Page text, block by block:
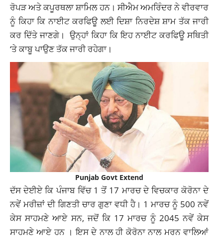
ਰੋਪੜ ਅਤੇ ਕਪੂਰਥਲਾ ਸ਼ਾਮਿਲ ਹਨ। ਸੀਐਮ ਅਮਰਿੰਦਰ ਨੇ ਵੀਰਵਾਰ
ਨੂੰ ਕਿਹਾ ਕਿ ਨਾਈਟ ਕਰਫਿਊ ਲਈ ਦਿਸ਼ਾ ਨਿਰਦੇਸ਼ ਸ਼ਾਮ ਤੱਕ ਜਾਰੀ
ਕਰ ਦਿੱਤੇ ਜਾਣਗੇ। ਉਨ੍ਹਾਂ ਕਿਹਾ ਕਿ ਇਹ ਨਾਈਟ ਕਰਫਿਊ ਸਥਿਤੀ
‘ਤੇ ਕਾਬੂ ਪਾਉਣ ਤੱਕ ਜਾਰੀ ਰਹੇਗਾ।
Punjab Govt Extend
ਦੱਸ ਦੇਈਏ ਕਿਪੰਜਾਬ ਵਿੱਚ 1 ਤੋਂ 17 ਮਾਰਚ ਦੇ ਵਿਚਕਾਰ ਕੋਰੋਨਾ ਦੇ
ਨਵੇਂ ਮਰੀਜ਼ਾਂ ਦੀ ਗਿਣਤੀ ਚਾਰ ਗੁਣਾ ਵਧੀ ਹੈ। 1 ਮਾਰਚ ਨੂੰ 500 ਨਵੇਂ
ਕੇਸ ਸਾਹਮਣੇ ਆਏ ਸਨ, ਜਦੋਂ ਕਿ 17 ਮਾਰਚ ਨੂੰ 2045 ਨਵੇਂ ਕੇਸ
ਸਾਹਮਣੇ ਆਏ ਹਨ । ਇਸ ਦੇ ਨਾਲ ਹੀ ਕੋਰੋਨਾ ਨਾਲ ਮਰਨ ਵਾਲਿਆਂ